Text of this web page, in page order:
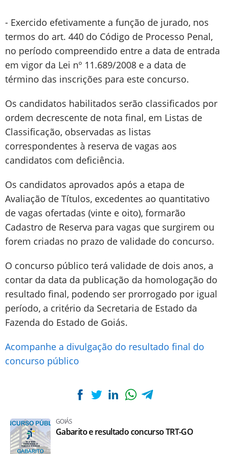
- Exercido efetivamente a função de jurado, nos
termos do art. 440 do Código de Processo Penal,
no período compreendido entre a data de entrada
em vigor da Lei nº 11.689/2008 e a data de
término das inscrições para este concurso.
Os candidatos habilitados serão classificados por
ordem decrescente de nota final, em Listas de
Classificação, observadas as listas
correspondentes à reserva de vagas aos
candidatos com deficiência.
Os candidatos aprovados após a etapa de
Avaliação de Títulos, excedentes ao quantitativo
de vagas ofertadas (vinte e oito), formarão
Cadastro de Reserva para vagas que surgirem ou
forem criadas no prazo de validade do concurso.
O concurso público terá validade de dois anos, a
contar da data da publicação da homologação do
resultado final, podendo ser prorrogado por igual
período, a critério da Secretaria de Estado da
Fazenda do Estado de Goiás.
Acompanhe a divulgação do resultado final do
concurso público
GOIÁS
Gabarito e resultado concurso TRT-GO